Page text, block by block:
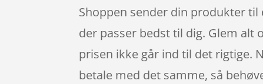
Shoppen sender din produkter
der passer bedst til dig. Glem alt
prisen ikke går ind til det rigtige.
betale med det samme, så